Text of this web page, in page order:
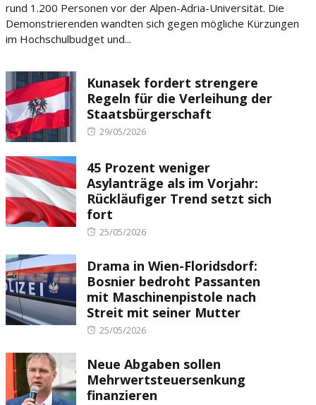
rund 1.200 Personen vor der Alpen-Adria-Universität. Die
Demonstrierenden wandten sich gegen mögliche Kürzungen
im Hochschulbudget und...
Kunasek fordert strengere
Regeln für die Verleihung der
Staatsbürgerschaft
Posted
29/05/2026
45 Prozent weniger
Asylanträge als im Vorjahr:
Rückläufiger Trend setzt sich
fort
Posted
25/05/2026
Drama in Wien-Floridsdorf:
Bosnier bedroht Passanten
mit Maschinenpistole nach
Streit mit seiner Mutter
Posted
25/05/2026
Neue Abgaben sollen
Mehrwertsteuersenkung
finanzieren